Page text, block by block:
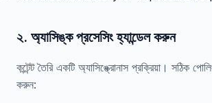
২. অ্যাসিঙ্ক প্রসেসিং হ্যান্ডেল করুন
কন্টেন্ট তৈরি একটি অ্যাসিঙ্ক্রোনাস প্রক্রিয়া। সঠিক
করুন: